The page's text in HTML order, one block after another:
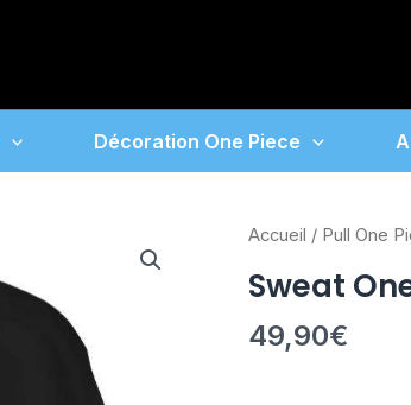
Décoration One Piece
Accueil / Pull One
Sweat
49,90€
quantité
Sweat
One
Piece